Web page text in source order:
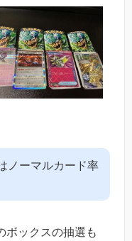
ノーマルカード率
ボックスの抽選も